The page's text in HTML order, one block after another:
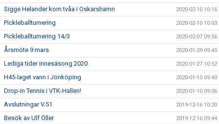
Sigge Helander kom tvåa i Oskarshamn 2020-02-10 10:16
Pickleballturnering 2020-02-10 10:03
Pickleballturnering 14/3 2020-02-07 09:56
Årsmöte 9 mars 2020-01-29 09:45
Lediga tider innesäsong 2020 2020-01-27 10:52
H45-laget vann i Jönköping 2020-01-15 09:40
Drop-in Tennis i VTK-Hallen! 2020-01-10 09:06
Avslutningar V.51 2019-12-16 10:20
Besök av Ulf Öller 2019-12-16 09:44